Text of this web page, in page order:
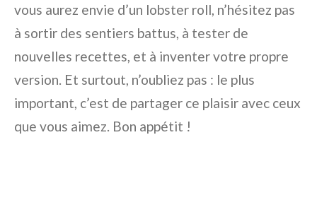
vous aurez envie d’un lobster roll, n’hésitez pas
à sortir des sentiers battus, à tester de
nouvelles recettes, et à inventer votre propre
version. Et surtout, n’oubliez pas : le plus
important, c’est de partager ce plaisir avec ceux
que vous aimez. Bon appétit !